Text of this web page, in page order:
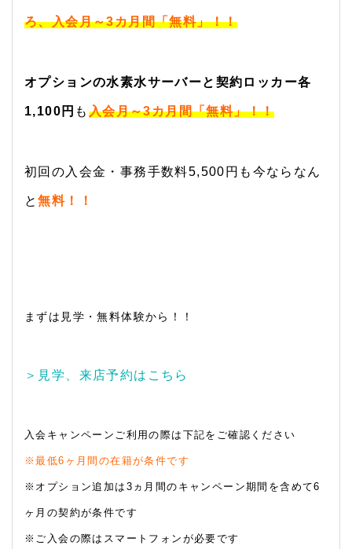
ろ、入会月～3カ月間「無料」！！
オプションの水素水サーバーと契約ロッカー各
1,100円 も 入会月～3カ月間「無料」！！
初回の入会金・事務手数料5,500円も今ならなん
と無料！！
まずは見学・無料体験から！！
＞見学、来店予約はこちら
入会キャンペーンご利用の際は下記をご確認ください
※最低6ヶ月間の在籍が条件です
※オプション追加は3ヵ月間のキャンペーン期間を含めて6
ヶ月の契約が条件です
※ご入会の際はスマートフォンが必要です